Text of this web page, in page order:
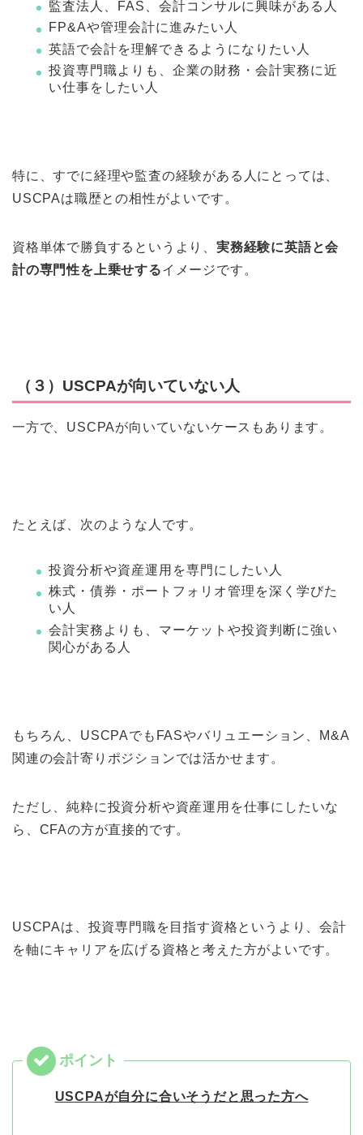
監査法人、FAS、会計コンサルに興味がある人
FP&Aや管理会計に進みたい人
英語で会計を理解できるようになりたい人
投資専門職よりも、企業の財務・会計実務に近
い仕事をしたい人
特に、すでに経理や監査の経験がある人にとっては、
USCPAは職歴との相性がよいです。
資格単体で勝負するというより、 実務経験に英語と会
計の専門性を上乗せするイメージです。
（３）USCPAが向いていない人
一方で、USCPAが向いていないケースもあります。
たとえば、次のような人です。
投資分析や資産運用を専門にしたい人
株式・債券・ポートフォリオ管理を深く学びた
い人
会計実務よりも、マーケットや投資判断に強い
関心がある人
もちろん、USCPAでもFASやバリュエーション、M&A
関連の会計寄りポジションでは活かせます。
ただし、純粋に投資分析や資産運用を仕事にしたいな
ら、CFAの方が直接的です。
USCPAは、投資専門職を目指す資格というより、会計
を軸にキャリアを広げる資格と考えた方がよいです。
USCPAが自分に合いそうだと思った方へ